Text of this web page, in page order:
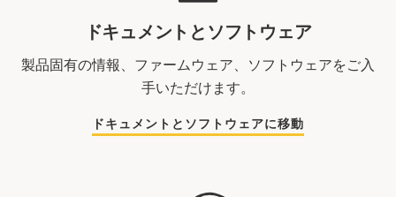
ドキュメントとソフトウェア
製品固有の情報、ファームウェア、ソフトウェアをご入
手いただけます。
ドキュメントとソフトウェアに移動